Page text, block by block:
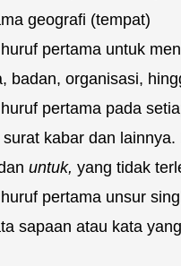
geografi (tempat)
pertama untuk
badan, organisasi,
pertama pada
kabar dan
untuk, yang tidak
pertama unsur
sapaan atau kata